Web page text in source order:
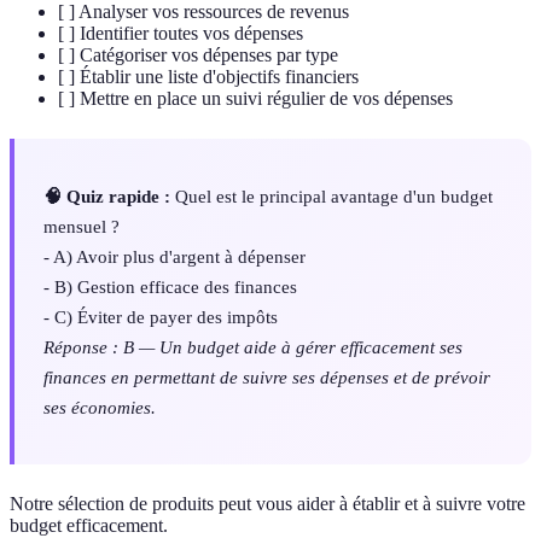
[ ] Analyser vos ressources de revenus
[ ] Identifier toutes vos dépenses
[ ] Catégoriser vos dépenses par type
[ ] Établir une liste d'objectifs financiers
[ ] Mettre en place un suivi régulier de vos dépenses
🧠 Quiz rapide : Quel est le principal avantage d'un budget
mensuel ?
- A) Avoir plus d'argent à dépenser
- B) Gestion efficace des finances
- C) Éviter de payer des impôts
Réponse : B — Un budget aide à gérer efficacement ses
finances en permettant de suivre ses dépenses et de prévoir
ses économies.
Notre sélection de produits peut vous aider à établir et à suivre votre
budget efficacement.